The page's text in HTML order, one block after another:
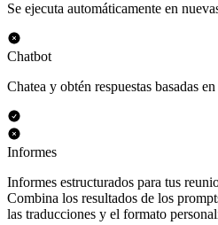
Se ejecuta automáticamente en
Chatbot
Chatea y obtén respuestas basadas
Informes
Informes estructurados para tus
Combina los resultados de los
las traducciones y el formato